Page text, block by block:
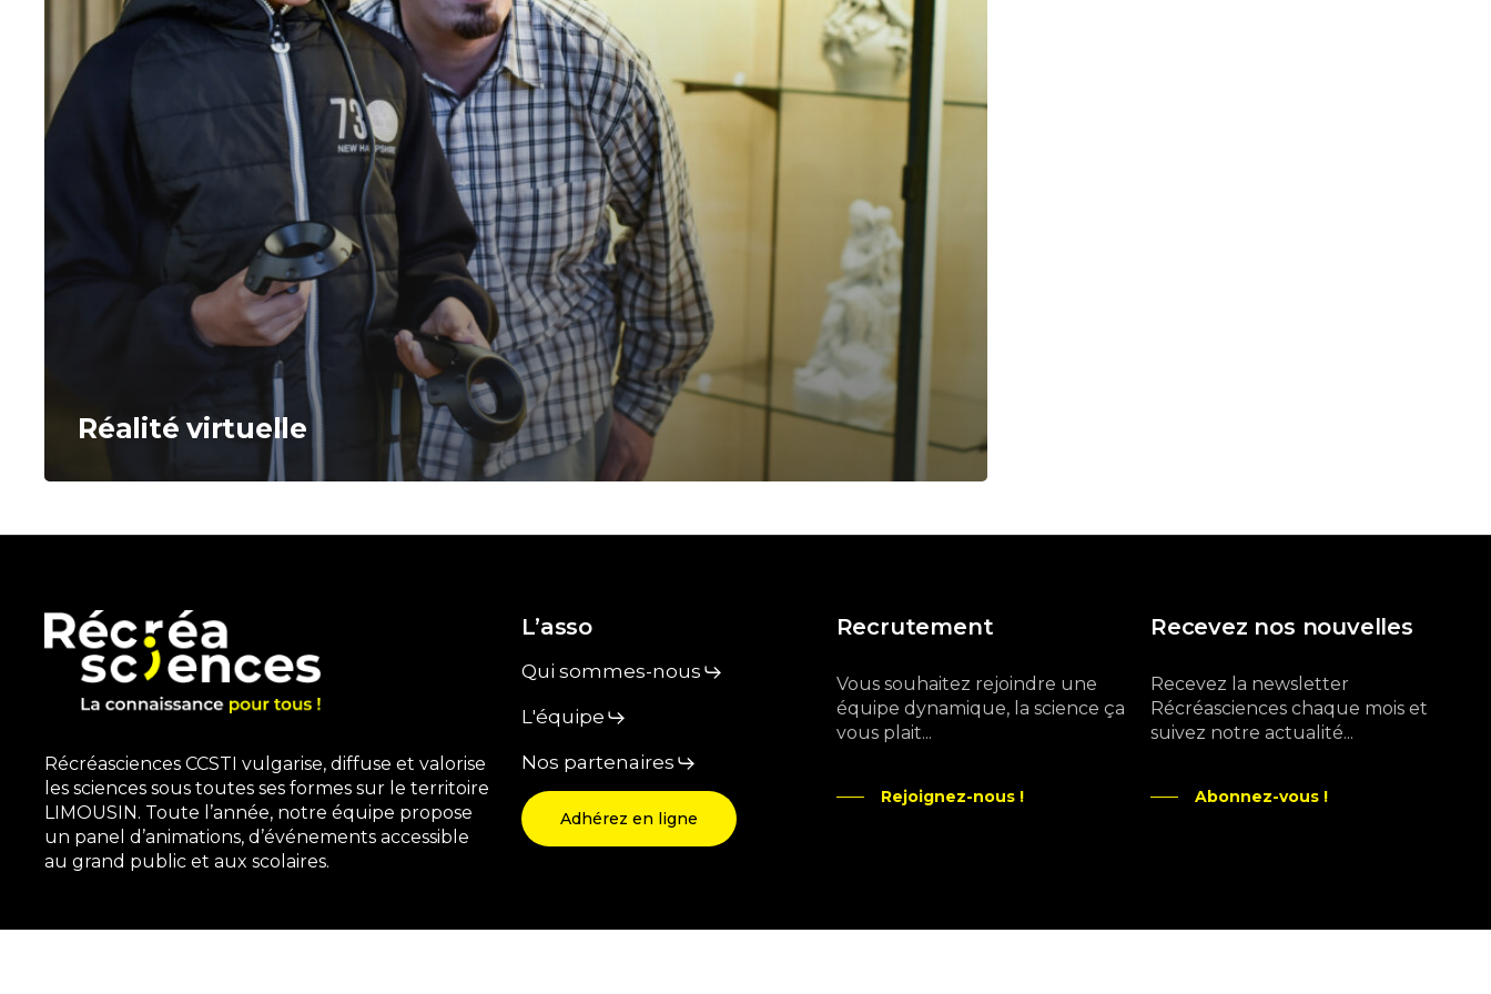
Réalité virtuelle
Récréasciences CCSTI vulgarise, diffuse et valorise
les sciences sous toutes ses formes sur le territoire
LIMOUSIN. Toute l’année, notre équipe propose
un panel d’animations, d’événements accessible
au grand public et aux scolaires.
L’asso
Qui sommes-nous
L'équipe
Nos partenaires
Adhérez en ligne
Recrutement
Vous souhaitez rejoindre une
équipe dynamique, la science ça
vous plait...
Rejoignez-nous !
Recevez nos nouvelles
Recevez la newsletter
Récréasciences chaque mois et
suivez notre actualité...
Abonnez-vous !